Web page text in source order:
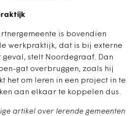
is bovendien
werkpraktijk, dat is bij externe
geval, stelt Noordegraaf. Dan
gat overbruggen, zoals hij
het om leren in een project in te
aan elkaar te koppelen dus.
artikel over lerende gemeenten